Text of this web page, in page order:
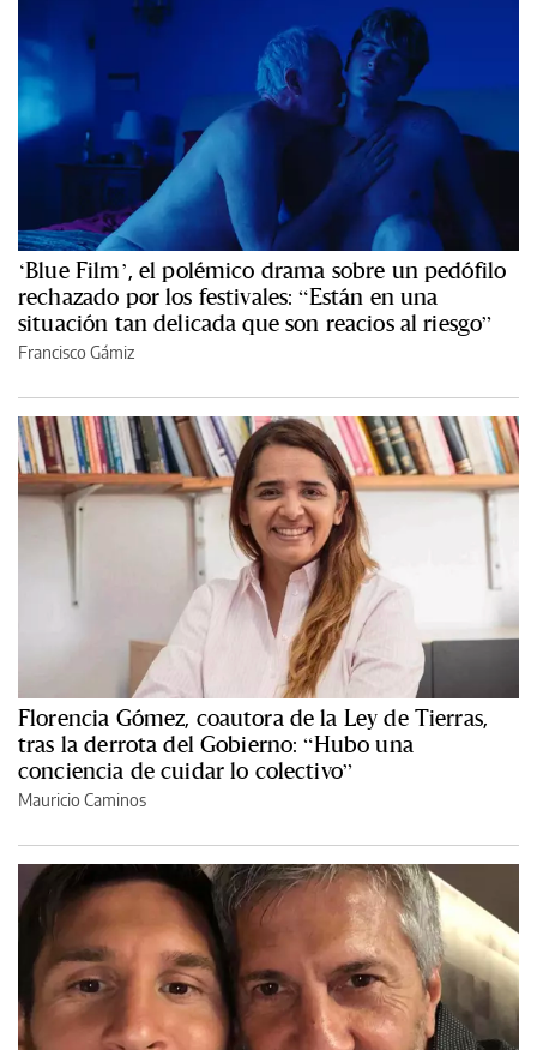
‘Blue Film’, el polémico drama sobre un pedófilo
rechazado por los festivales: “Están en una
situación tan delicada que son reacios al riesgo”
Francisco Gámiz
Florencia Gómez, coautora de la Ley de Tierras,
tras la derrota del Gobierno: “Hubo una
conciencia de cuidar lo colectivo”
Mauricio Caminos